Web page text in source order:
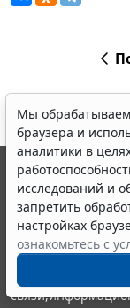
Мы
браузера и
аналитики в
исследований и
запретить
настройках
ознакомьтесь с
© ООО "НПП
выпускается с
являются
информации
Портал ГАРАНТ.РУ
издания